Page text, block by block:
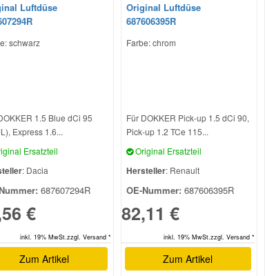
Luftdüse
schwarz
1.5 Blue dCi 95
Express 1.6...
Ersatzteil
: Dacia
687607294R
€
inkl. 19% MwSt.zzgl. Versand *
Zum Artikel
Original Luftdüse
687606395R
Farbe: chrom
Für DOKKER Pick-up 1.5 dCi 90,
Pick-up 1.2 TCe 115...
Original Ersatzteil
Hersteller: Renault
OE-Nummer: 687606395R
82,11 €
inkl. 19% MwSt.zzgl. Versand *
Zum Artikel